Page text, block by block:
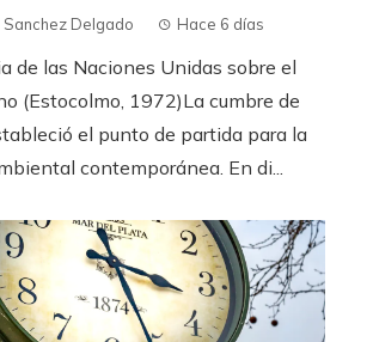
Sanchez Delgado Hace 6 días
de las Naciones Unidas sobre el
(Estocolmo, 1972)La cumbre de
el punto de partida para la
contemporánea. En di...